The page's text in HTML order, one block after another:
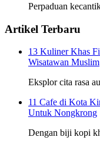
Perpaduan
Artikel Terbaru
13 Kuliner Khas
Wisatawan Muslim
Eksplor cita rasa
11 Cafe di Kota
Untuk Nongkrong
Dengan biji kopi